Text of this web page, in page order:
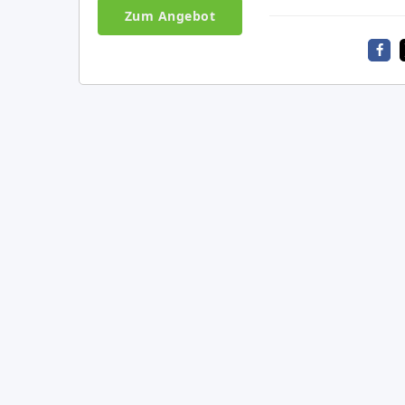
Zum Angebot